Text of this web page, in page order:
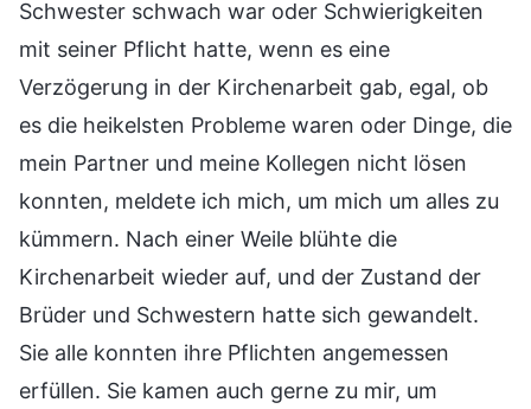
Schwester schwach war oder Schwierigkeiten
mit seiner Pflicht hatte, wenn es eine
Verzögerung in der Kirchenarbeit gab, egal, ob
es die heikelsten Probleme waren oder Dinge, die
mein Partner und meine Kollegen nicht lösen
konnten, meldete ich mich, um mich um alles zu
kümmern. Nach einer Weile blühte die
Kirchenarbeit wieder auf, und der Zustand der
Brüder und Schwestern hatte sich gewandelt.
Sie alle konnten ihre Pflichten angemessen
erfüllen. Sie kamen auch gerne zu mir, um